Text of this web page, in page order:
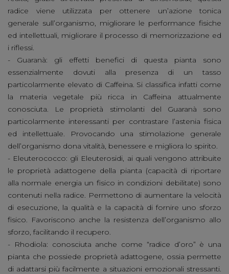
radice viene utilizzata per ottenere un’azione tonica
generale sull’organismo, migliorare le performance fisiche
ed intellettuali, migliorare il processo di memorizzazione ed
i riflessi.
- Guaranà: gli effetti benefici di questa pianta sono
essenzialmente dovuti alla presenza di un tasso
particolarmente elevato di Caffeina. Si classifica infatti come
la materia vegetale più ricca in Caffeina attualmente
conosciuta. Le proprietà stimolanti del Guaranà sono
particolarmente interessanti per contrastare l’astenia fisica
ed intellettuale. Provocando una stimolazione generale
dell’organismo dona vitalità, benessere e migliora lo spirito.
- Eleuterococco: gli Eleuterosidi, ai quali vengono attribuite
le proprietà adattogene della pianta (capacità di riportare
alla normale energia un fisico in condizioni debilitate) sono
contenuti nella radice. Permettono di aumentare la velocità
di esecuzione, la qualità e la capacità di fornire uno sforzo
fisico. Favoriscono anche la resistenza dell’organismo allo
sforzo, facilitando il recupero.
- Rhodiola: conosciuta anche come “radice d’oro” è una
pianta che possiede proprietà adattogene, ossia permette
di adattarsi più facilmente a situazioni emozionali stressanti.